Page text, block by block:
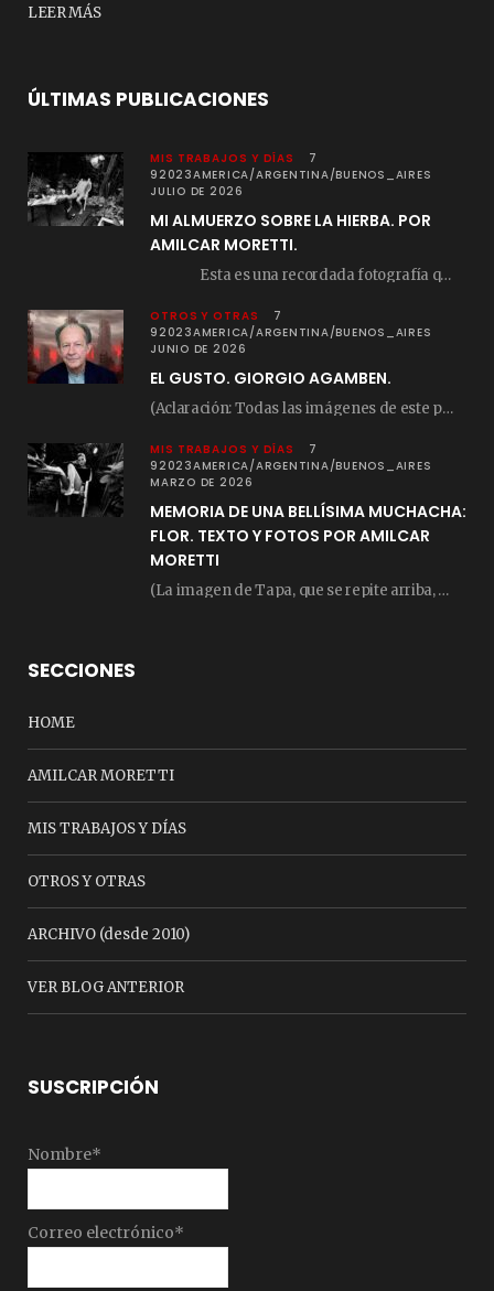
LEER MÁS
ÚLTIMAS PUBLICACIONES
MIS TRABAJOS Y DÍAS
7
92023AMERICA/ARGENTINA/BUENOS_AIRES
JULIO DE 2026
MI ALMUERZO SOBRE LA HIERBA. POR
AMILCAR MORETTI.
Esta es una recordada fotografía que registré…
OTROS Y OTRAS
7
92023AMERICA/ARGENTINA/BUENOS_AIRES
JUNIO DE 2026
EL GUSTO. GIORGIO AGAMBEN.
(Aclaración: Todas las imágenes de este posteo fueron tomadas de Bloghemia.com, y todos los…
MIS TRABAJOS Y DÍAS
7
92023AMERICA/ARGENTINA/BUENOS_AIRES
MARZO DE 2026
MEMORIA DE UNA BELLÍSIMA MUCHACHA:
FLOR. TEXTO Y FOTOS POR AMILCAR
MORETTI
(La imagen de Tapa, que se repite arriba, fue compuesta por Amilcar Moretti el viernes…
SECCIONES
HOME
AMILCAR MORETTI
MIS TRABAJOS Y DÍAS
OTROS Y OTRAS
ARCHIVO (desde 2010)
VER BLOG ANTERIOR
SUSCRIPCIÓN
Nombre*
Correo electrónico*